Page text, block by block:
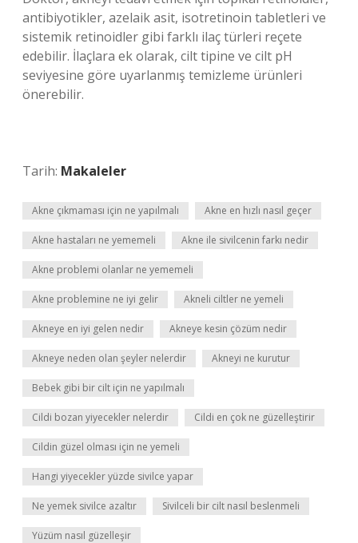
antibiyotikler, azelaik asit, isotretinoin tabletleri ve
sistemik retinoidler gibi farklı ilaç türleri reçete
edebilir. İlaçlara ek olarak, cilt tipine ve cilt pH
seviyesine göre uyarlanmış temizleme ürünleri
önerebilir.
Tarih: Makaleler
Akne çıkmaması için ne yapılmalı Akne en hızlı nasıl geçer
Akne hastaları ne yememeli Akne ile sivilcenin farkı nedir
Akne problemi olanlar ne yememeli
Akne problemine ne iyi gelir Akneli ciltler ne yemeli
Akneye en iyi gelen nedir Akneye kesin çözüm nedir
Akneye neden olan şeyler nelerdir Akneyi ne kurutur
Bebek gibi bir cilt için ne yapılmalı
Cildi bozan yiyecekler nelerdir Cildi en çok ne güzelleştirir
Cildin güzel olması için ne yemeli
Hangi yiyecekler yüzde sivilce yapar
Ne yemek sivilce azaltır Sivilceli bir cilt nasıl beslenmeli
Yüzüm nasıl güzelleşir